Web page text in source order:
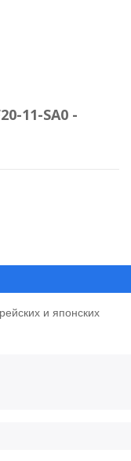
11-SA0 -
и японских